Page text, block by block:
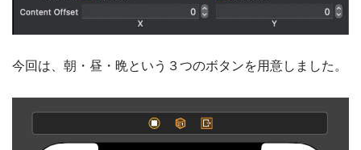
今回は、朝・昼・晩という３つのボタンを用意しました。